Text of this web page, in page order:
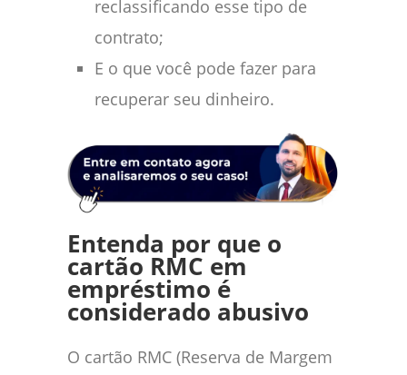
reclassificando esse tipo de
contrato;
E o que você pode fazer para
recuperar seu dinheiro.
Entenda por que o
cartão RMC em
empréstimo é
considerado abusivo
O cartão RMC (Reserva de Margem